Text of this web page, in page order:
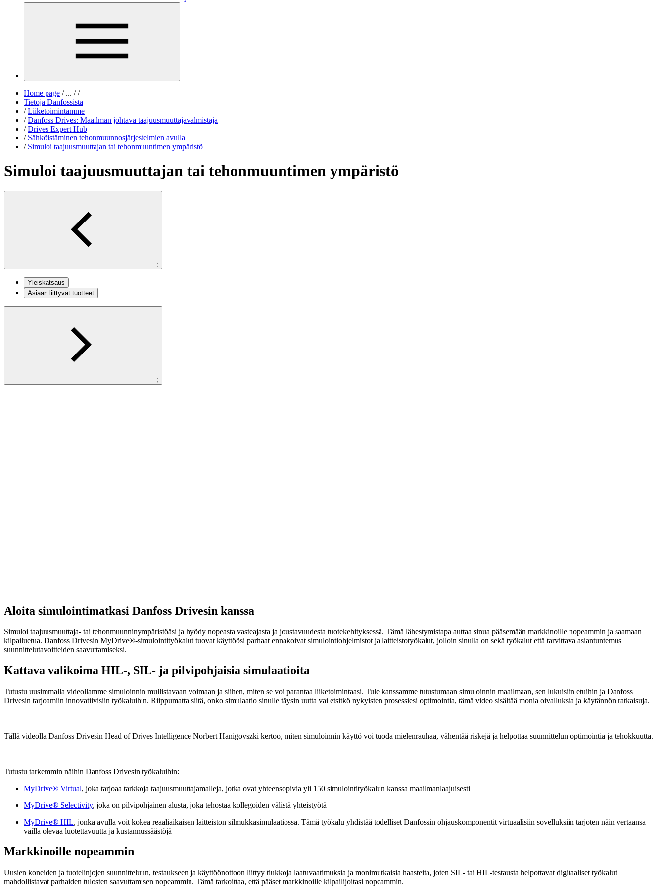
Home page /... / /
Tietoja Danfossista
/ Liiketoimintamme
/ Danfoss Drives: Maailman johtava taajuusmuuttajavalmistaja
/ Drives Expert Hub
/ Sähköistäminen tehonmuunnosjärjestelmien avulla
/ Simuloi taajuusmuuttajan tai tehonmuuntimen ympäristö
Simuloi taajuusmuuttajan tai tehonmuuntimen ympäristö
;
Yleiskatsaus
Asiaan liittyvät tuotteet
;
Aloita simulointimatkasi Danfoss Drivesin kanssa
Simuloi taajuusmuuttaja- tai tehonmuunninympäristöäsi ja hyödy nopeasta vasteajasta ja joustavuudesta tuotekehityksessä. Tämä lähestymistapa auttaa sinua pääsemään markkinoille nopeammin ja saamaan
kilpailuetua. Danfoss Drivesin MyDrive®-simulointityökalut tuovat käyttöösi parhaat ennakoivat simulointiohjelmistot ja laitteistotyökalut, jolloin sinulla on sekä työkalut että tarvittava asiantuntemus
suunnittelutavoitteiden saavuttamiseksi.
Kattava valikoima HIL-, SIL- ja pilvipohjaisia simulaatioita
Tutustu uusimmalla videollamme simuloinnin mullistavaan voimaan ja siihen, miten se voi parantaa liiketoimintaasi. Tule kanssamme tutustumaan simuloinnin maailmaan, sen lukuisiin etuihin ja Danfoss
Drivesin tarjoamiin innovatiivisiin työkaluihin. Riippumatta siitä, onko simulaatio sinulle täysin uutta vai etsitkö nykyisten prosessiesi optimointia, tämä video sisältää monia oivalluksia ja käytännön ratkaisuja.
Tällä videolla Danfoss Drivesin Head of Drives Intelligence Norbert Hanigovszki kertoo, miten simuloinnin käyttö voi tuoda mielenrauhaa, vähentää riskejä ja helpottaa suunnittelun optimointia ja tehokkuutta.
Tutustu tarkemmin näihin Danfoss Drivesin työkaluihin:
MyDrive® Virtual, joka tarjoaa tarkkoja taajuusmuuttajamalleja, jotka ovat yhteensopivia yli 150 simulointityökalun kanssa maailmanlaajuisesti
MyDrive® Selectivity, joka on pilvipohjainen alusta, joka tehostaa kollegoiden välistä yhteistyötä
MyDrive® HIL, jonka avulla voit kokea reaaliaikaisen laitteiston silmukkasimulaatiossa. Tämä työkalu yhdistää todelliset Danfossin ohjauskomponentit virtuaalisiin sovelluksiin tarjoten näin vertaansa
vailla olevaa luotettavuutta ja kustannussäästöjä
Markkinoille nopeammin
Uusien koneiden ja tuotelinjojen suunnitteluun, testaukseen ja käyttöönottoon liittyy tiukkoja laatuvaatimuksia ja monimutkaisia haasteita, joten SIL- tai HIL-testausta helpottavat digitaaliset työkalut
mahdollistavat parhaiden tulosten saavuttamisen nopeammin. Tämä tarkoittaa, että pääset markkinoille kilpailijoitasi nopeammin.